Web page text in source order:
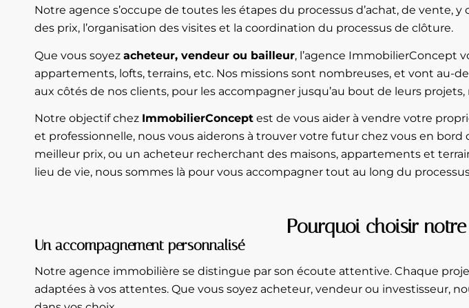
Notre agence s’occupe de toutes les étapes du processus d’achat, de
des prix, l’organisation des visites et la coordination du processus de clôture.
Que vous soyez acheteur, vendeur ou bailleur, l’agence ImmobilierConcept
appartements, lofts, terrains, etc. Nos missions sont nombreuses, et vont au-
aux côtés de nos clients, pour les accompagner jusqu’au bout de leurs
Notre objectif chez ImmobilierConcept est de vous aider à vendre votre
et professionnelle, nous vous aiderons à trouver votre futur chez vous en
meilleur prix, ou un acheteur recherchant des maisons, appartements et
lieu de vie, nous sommes là pour vous accompagner tout au long du
Pourquoi choisir
Un accompagnement personnalisé
Notre agence immobilière se distingue par son écoute attentive. Chaque
adaptées à vos attentes. Que vous soyez acheteur, vendeur ou investisseur,